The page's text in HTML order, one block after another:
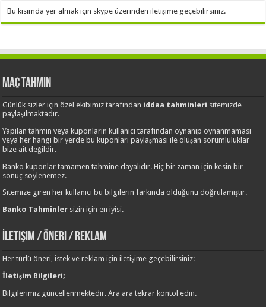
Bu kısımda yer almak için skype üzerinden iletişime geçebilirsiniz.
Maç Tahmin
Günlük sizler için özel ekibimiz tarafından iddaa tahminleri sitemizde
paylaşılmaktadır.
Yapılan tahmin veya kuponların kullanıcı tarafından oynanıp oynanmaması
veya her hangi bir yerde bu kuponları paylaşması ile oluşan sorumluluklar
bize ait değildir.
Banko kuponlar tamamen tahmine dayalıdır. Hiç bir zaman için kesin bir
sonuç söylenemez.
Sitemize giren her kullanıcı bu bilgilerin farkında olduğunu doğrulamıştır.
Banko Tahminler sizin için en iyisi.
İletişim / Öneri / Reklam
Her türlü öneri, istek ve reklam için iletişime geçebilirsiniz:
İletişim Bilgileri;
Bilgilerimiz güncellenmektedir. Ara ara tekrar kontol edin.